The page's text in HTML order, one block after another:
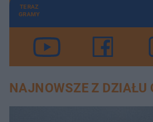
TERAZ
GRAMY
NAJNOWSZE Z DZIAŁU